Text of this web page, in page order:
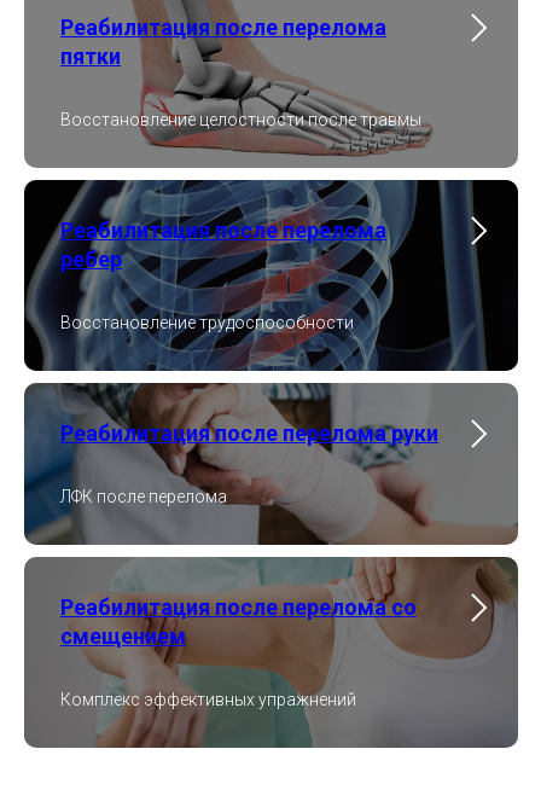
Реабилитация после перелома
пятки
Восстановление целостности после травмы
Реабилитация после перелома
ребер
Восстановление трудоспособности
Реабилитация после перелома руки
ЛФК после перелома
Реабилитация после перелома со
смещением
Комплекс эффективных упражнений